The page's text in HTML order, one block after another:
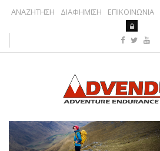
ΑΝΑΖΗΤΗΣΗ ΔΙΑΦΗΜΙΣΗ ΕΠΙΚΟΙΝΩΝΙΑ